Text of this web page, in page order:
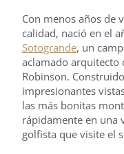
Con menos años de
calidad, nació en el
Sotogrande, un
aclamado arquitecto
Robinson.
impresionantes
las más bonitas
rápidamente en una
golfista que visite el